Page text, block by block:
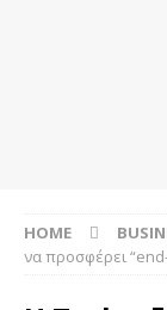
HOME
να προσφέρει